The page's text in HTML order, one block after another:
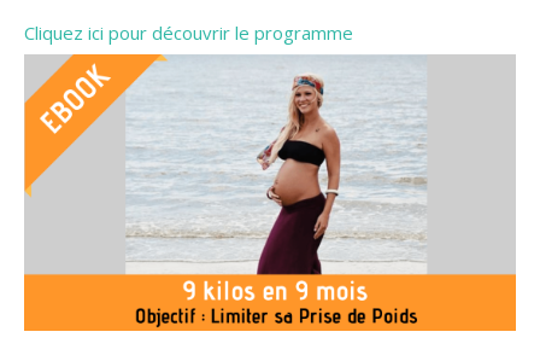
Cliquez ici pour découvrir le programme